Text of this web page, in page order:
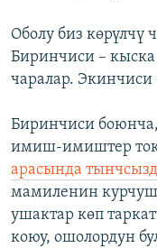
Оболу биз көрүлчү
Биринчиси – кыска
чаралар. Экинчиси
Биринчиси
имиш-имиштер
арасында
мамиленин
ушактар көп
коюу, ошолордун